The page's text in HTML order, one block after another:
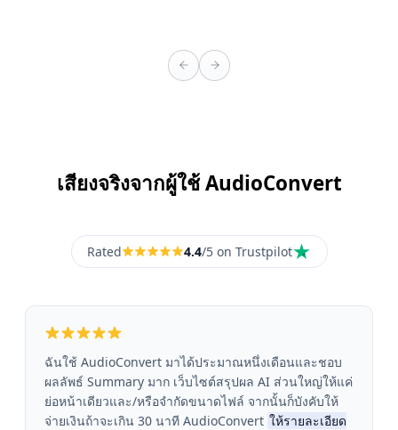
เสียงจริงจากผู้ใช้ AudioConvert
Rated 4.4/5 on Trustpilot
ฉันใช้ AudioConvert มาได้ประมาณหนึ่งเดือนและชอบ
ผลลัพธ์ Summary มาก เว็บไซต์สรุปผล AI ส่วนใหญ่ให้แค่
ย่อหน้าเดียวและ/หรือจำกัดขนาดไฟล์ จากนั้นก็บังคับให้
จ่ายเงินถ้าจะเกิน 30 นาที AudioConvert ให้รายละเอียด